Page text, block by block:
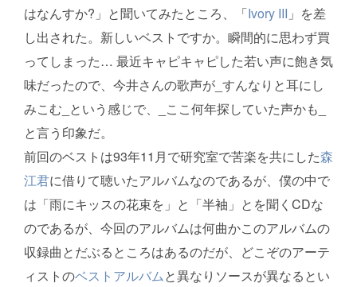
はなんすか?」と聞いてみたところ、「Ivory III 」を差
し出された。新しいベストですか。瞬間的に思わず買
ってしまった… 最近キャピキャピした若い声に飽き気
味だったので、今井さんの歌声が_すんなりと耳にし
みこむ_という感じで、_ここ何年探していた声かも_
と言う印象だ。
前回のベストは93年11月で研究室で苦楽を共にした森
江君に借りて聴いたアルバムなのであるが、僕の中で
は「雨にキッスの花束を」と「半袖」とを聞くCDな
のであるが、今回のアルバムは何曲かこのアルバムの
収録曲とだぶるところはあるのだが、どこぞのアーテ
ィストのベストアルバムと異なりソースが異なるとい